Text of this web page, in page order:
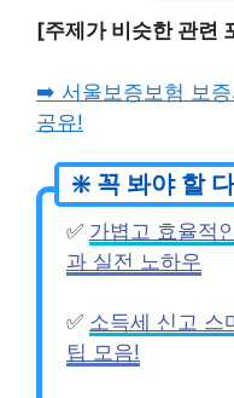
[주제가 비슷한 관련
➡️ 서울보증보험 보
공유!
✅ 가볍고 효율적
과 실전 노하우
✅ 소득세 신고 스
팁 모음!